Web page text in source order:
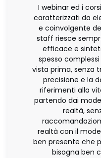
I webinar ed i
caratterizzati da
e coinvolgente
staff riesce
efficace e
spesso
vista prima, senza
precisione e la
riferimenti alla
partendo dai
realtà,
realtà con il
ben presente che
bisogna ben